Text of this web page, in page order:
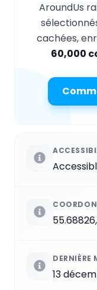
AroundUs
cachées,
60,000
DERNIÈRE
13